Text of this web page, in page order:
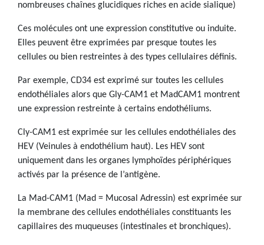
nombreuses chaînes glucidiques riches en acide sialique)
Ces molécules ont une expression constitutive ou induite.
Elles peuvent être exprimées par presque toutes les
cellules ou bien restreintes à des types cellulaires définis.
Par exemple, CD34 est exprimé sur toutes les cellules
endothéliales alors que Gly-CAM1 et MadCAM1 montrent
une expression restreinte à certains endothéliums.
Cly-CAM1 est exprimée sur les cellules endothéliales des
HEV (Veinules à endothélium haut). Les HEV sont
uniquement dans les organes lymphoïdes périphériques
activés par la présence de l’antigène.
La Mad-CAM1 (Mad = Mucosal Adressin) est exprimée sur
la membrane des cellules endothéliales constituants les
capillaires des muqueuses (intestinales et bronchiques).